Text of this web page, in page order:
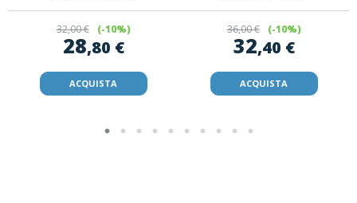
32,00 € (-10%)
28,80 €
ACQUISTA
36,00 € (-10%)
32,40 €
ACQUISTA